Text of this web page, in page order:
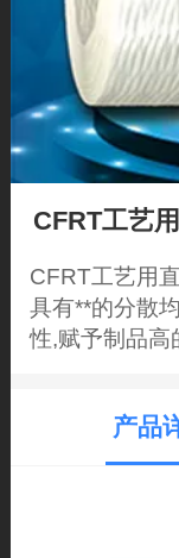
CFRT工艺
CFRT工艺用
具有**的分散
性,赋予制品高
产品